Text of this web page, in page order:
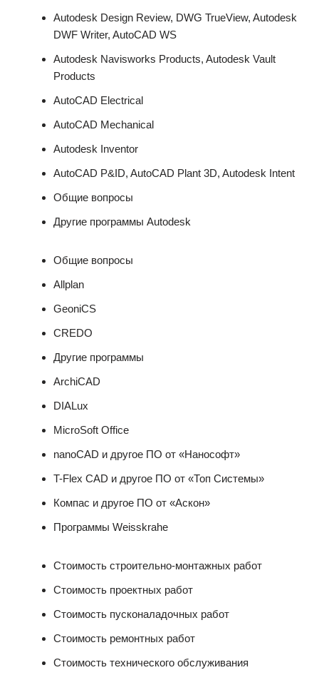
Autodesk Design Review, DWG TrueView, Autodesk
DWF Writer, AutoCAD WS
Autodesk Navisworks Products, Autodesk Vault
Products
AutoCAD Electrical
AutoCAD Mechanical
Autodesk Inventor
AutoCAD P&ID, AutoCAD Plant 3D, Autodesk Intent
Общие вопросы
Другие программы Autodesk
Общие вопросы
Allplan
GeoniCS
CREDO
Другие программы
ArchiCAD
DIALux
MicroSoft Office
nanoCAD и другое ПО от «Нанософт»
T-Flex CAD и другое ПО от «Топ Системы»
Компас и другое ПО от «Аскон»
Программы Weisskrahe
Стоимость строительно-монтажных работ
Стоимость проектных работ
Стоимость пусконаладочных работ
Стоимость ремонтных работ
Стоимость технического обслуживания